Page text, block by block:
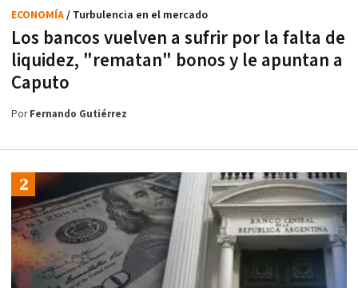
Los bancos vuelven a sufrir por la falta de
liquidez, "rematan" bonos y le apuntan a
Caputo
ECONOMÍA/ Turbulencia en el mercado
PorFernando Gutiérrez